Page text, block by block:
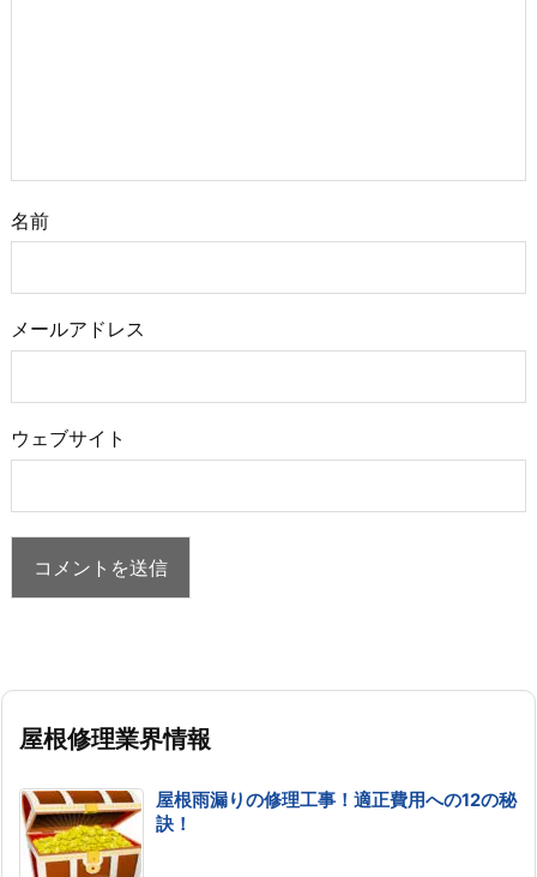
名前
メールアドレス
ウェブサイト
屋根修理業界情報
屋根雨漏りの修理工事！適正費用への12の秘
訣！